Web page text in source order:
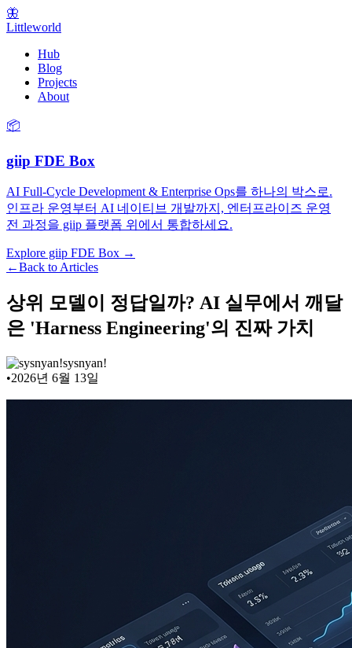
🦋
Littleworld
Hub
Blog
Projects
About
📦
giip FDE Box
AI Full-Cycle Development & Enterprise Ops를 하나의 박스로.
인프라 운영부터 AI 네이티브 개발까지, 엔터프라이즈 운영
전 과정을 giip 플랫폼 위에서 통합하세요.
Explore giip FDE Box →
←Back to Articles
상위 모델이 정답일까? AI 실무에서 깨달
은 'Harness Engineering'의 진짜 가치
sysnyan!
•2026년 6월 13일